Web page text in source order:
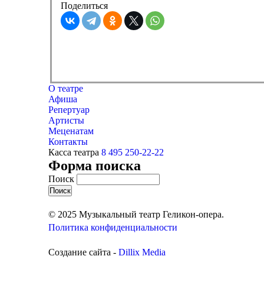
Поделиться
О театре
Афиша
Репертуар
Артисты
Меценатам
Контакты
Касса театра 8 495 250-22-22
Форма поиска
Поиск
© 2025 Музыкальный театр Геликон-опера.
Политика конфиденциальности
Создание сайта - Dillix Media